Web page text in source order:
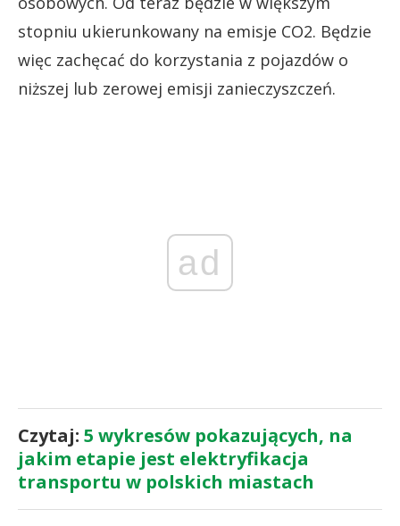
stopniu ukierunkowany na emisje CO2. Będzie
więc zachęcać do korzystania z pojazdów o
niższej lub zerowej emisji zanieczyszczeń.
ad
Czytaj: 5 wykresów pokazujących, na
jakim etapie jest elektryfikacja
transportu w polskich miastach